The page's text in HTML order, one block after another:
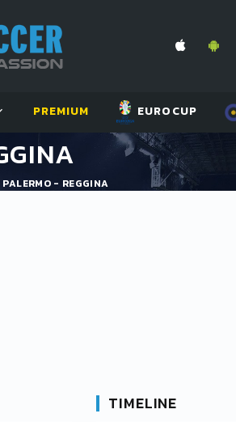
PREMIUM EUROCUP
PALERMO - REGGINA
TIMELINE